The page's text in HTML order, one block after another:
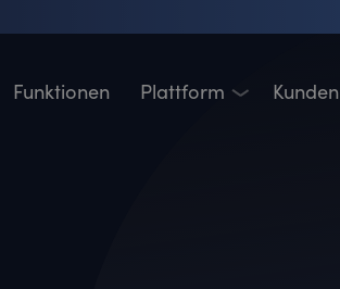
Funktionen Plattform Kunden